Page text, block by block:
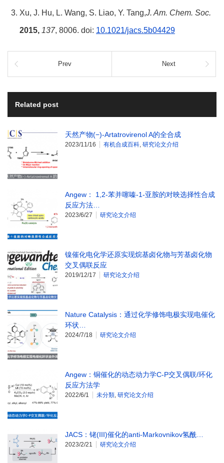
Xu, J. Hu, L. Wang, S. Liao, Y. Tang,J. Am. Chem. Soc.
2015, 137, 8006. doi: 10.1021/jacs.5b04429
Prev Next
Related post
天然产物(−)-Artatrovirenol A的全合成
2023/11/16 有机合成百科 研究论文介绍
Angew： 1,2-苯并噻嗪-1-亚胺的对映选择性合成
反应方法…
2023/6/27 研究论文介绍
镍催化电化学还原实现烷基卤化物与芳基卤化物
交叉偶联反应
2019/12/17 研究论文介绍
Nature Catalysis：通过化学修饰电极实现电催化
环状…
2024/7/18 研究论文介绍
Angew：铜催化的动态动力学C-P交叉偶联/环化
反应方法学
2022/6/1 未分類 研究论文介绍
JACS：铑(III)催化的anti-Markovnikov氢酰…
2023/2/21 研究论文介绍